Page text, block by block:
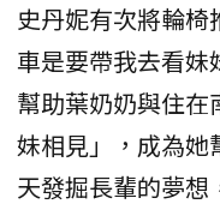
史丹妮有次將輪
車是要帶我去看妹
幫助葉奶奶與住在
妹相見」，成為她
天發掘長輩的夢